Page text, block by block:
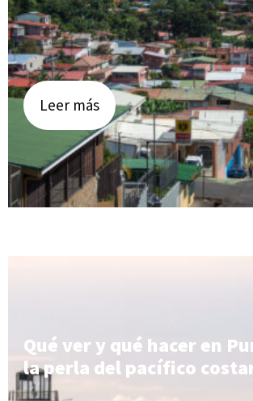
Leer más
Qué ver y qué hacer en
la perla del pacífico